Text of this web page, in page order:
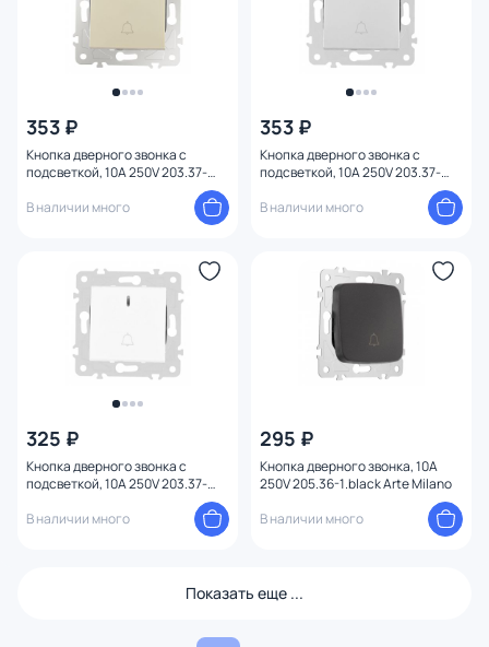
353 ₽
Кнопка дверного звонка с
подсветкой, 10A 250V 203.37-
В наличии много
353 ₽
Кнопка дверного звонка с
подсветкой, 10A 250V 203.37-
В наличии много
325 ₽
Кнопка дверного звонка с
подсветкой, 10A 250V 203.37-
В наличии много
295 ₽
Кнопка дверного звонка, 10A
250V 205.36-1.black Arte Milano
В наличии много
Показать еще ...